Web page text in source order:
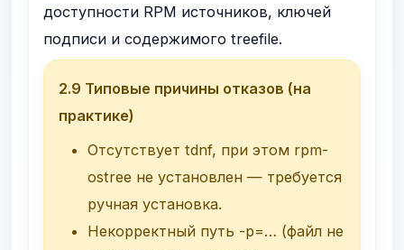
доступности RPM источников, ключей
подписи и содержимого treefile.
2.9 Типовые причины отказов (на
практике)
Отсутствуетtdnf, при этом rpm-
ostree не установлен — требуется
ручная установка.
Некорректный путь -p=… (файл не